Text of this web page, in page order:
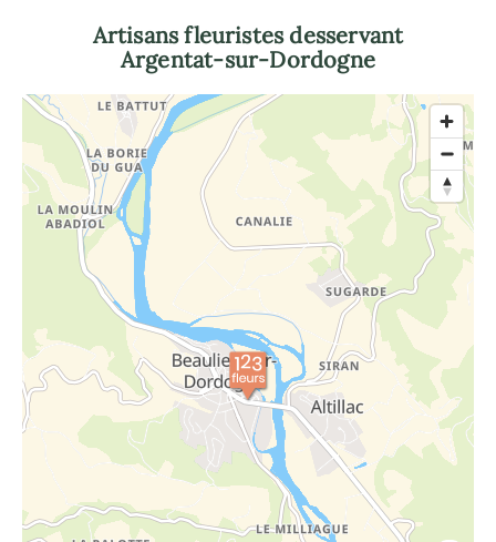
Artisans fleuristes desservant
Argentat-sur-Dordogne